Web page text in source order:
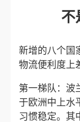
不
新增的八个国
物流便利度上
第一梯队：波
于欧洲中上水
习惯稳定。其